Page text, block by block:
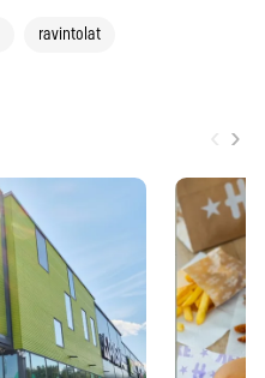
ravintolat
›